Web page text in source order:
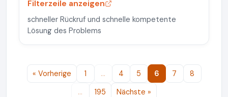
Filterzeile anzeigen
schneller Rückruf und schnelle kompetente
Lösung des Problems
« Vorherige 1 … 4 5 6 7
8
…
195 Nächste »